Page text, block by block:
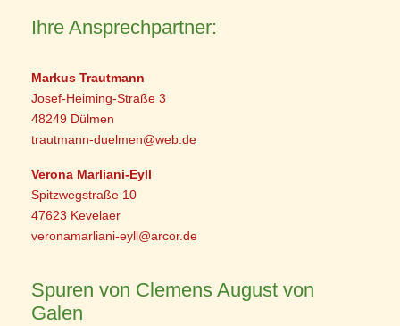
Ihre Ansprechpartner:
Markus Trautmann
Josef-Heiming-Straße 3
48249 Dülmen
trautmann-duelmen@web.de
Verona Marliani-Eyll
Spitzwegstraße 10
47623 Kevelaer
veronamarliani-eyll@arcor.de
Spuren von Clemens August von
Galen